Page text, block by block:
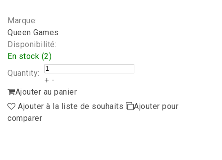
Marque:
Queen Games
Disponibilité:
En stock (2)
Quantity:
+ -
Ajouter au panier
Ajouter à la liste de souhaits
Ajouter pour
comparer